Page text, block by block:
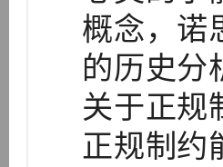
概念，诺
的历史分
关于正规
正规制约